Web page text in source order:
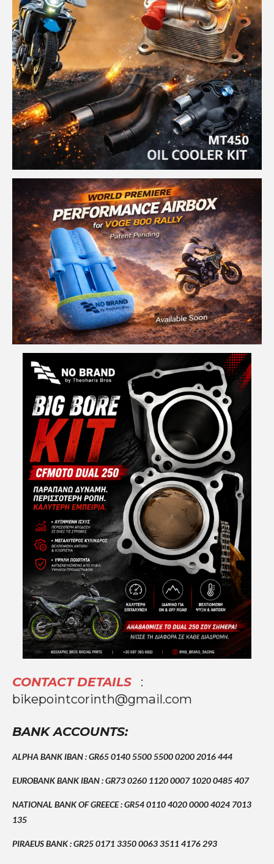
CONTACT DETAILS :
bikepointcorinth@gmail.com
BANK ACCOUNTS:
ALPHA BANK IBAN : GR65 0140 5500 5500 0200 2016 444
EUROBANK BANK IBAN : GR73 0260 1120 0007 1020 0485 407
NATIONAL BANK OF GREECE : GR54 0110 4020 0000 4024 7013
135
PIRAEUS BANK : GR25 0171 3350 0063 3511 4176 293